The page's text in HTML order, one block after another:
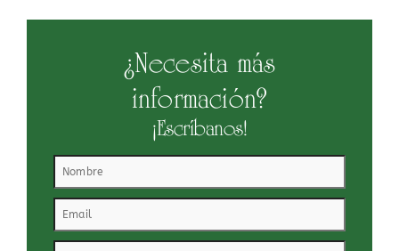
¿Necesita más
información?
¡Escríbanos!